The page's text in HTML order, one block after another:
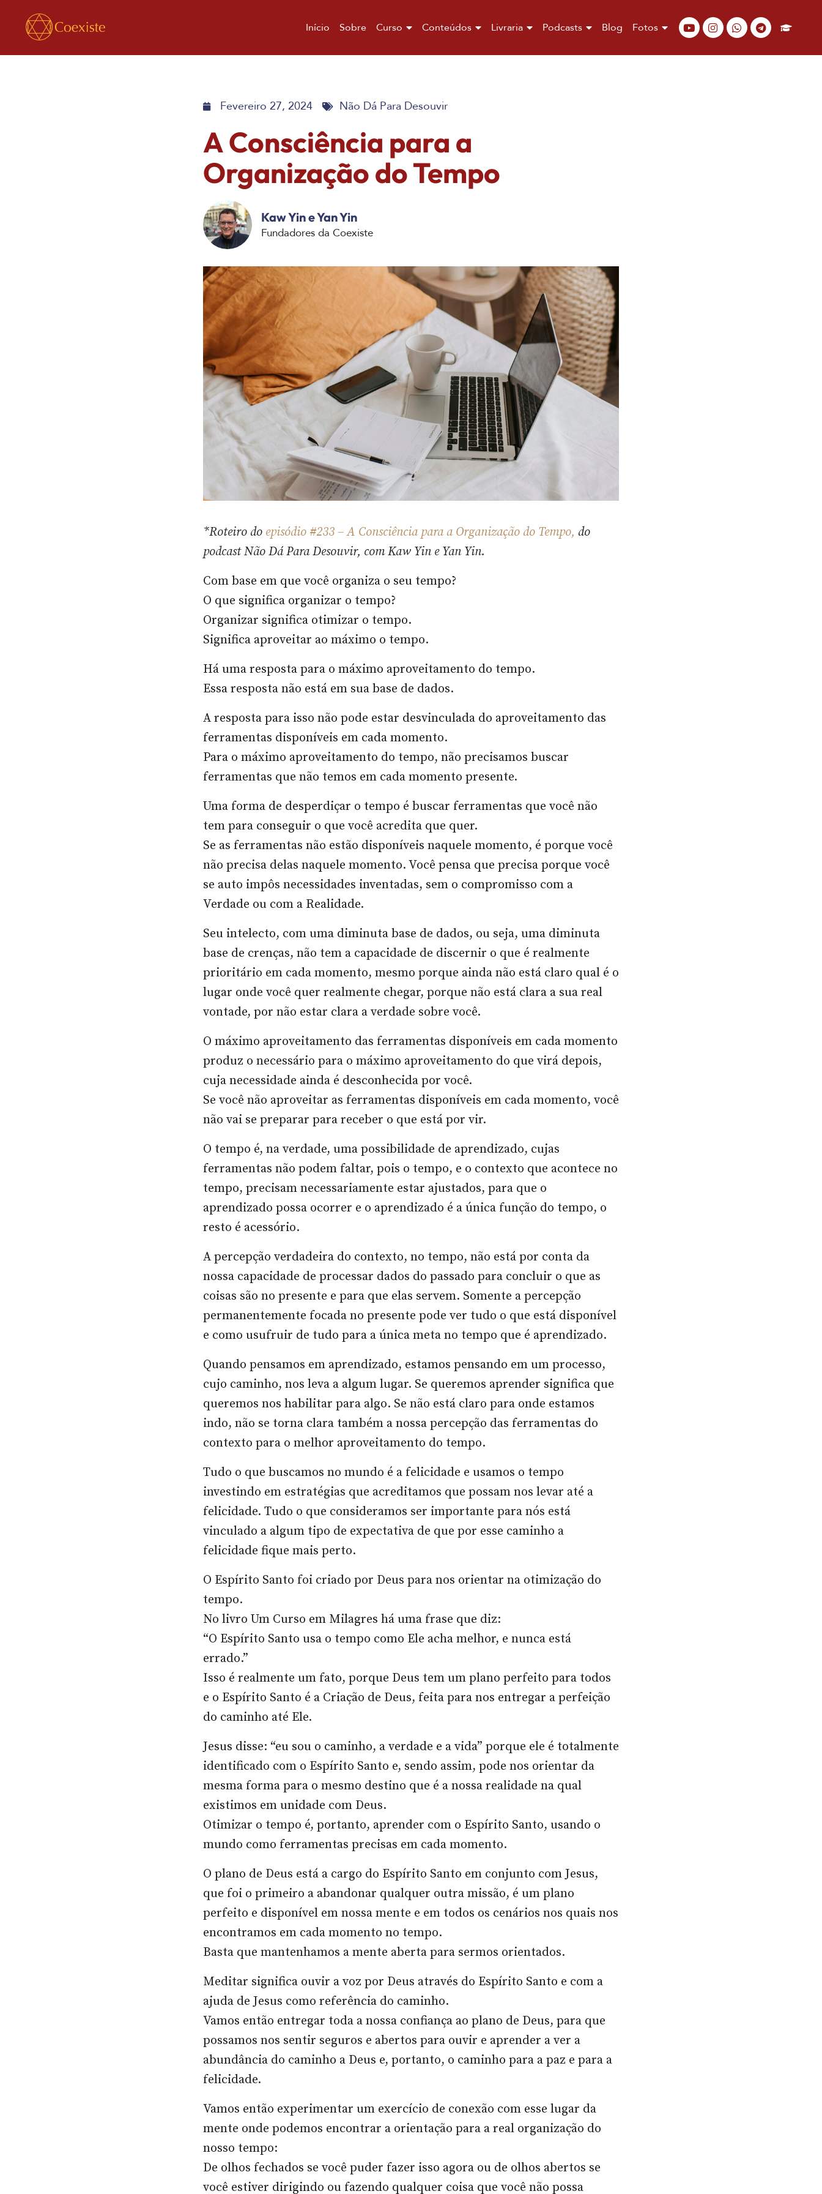
Início Sobre Curso Conteúdos Livraria Podcasts Blog Fotos
Fevereiro 27, 2024 Não Dá Para Desouvir
A Consciência para a
Organização do Tempo
Kaw Yin e Yan Yin
Fundadores da Coexiste
*Roteiro do episódio #233 – A Consciência para a Organização do Tempo, do
podcast Não Dá Para Desouvir, com Kaw Yin e Yan Yin.
Com base em que você organiza o seu tempo?
O que significa organizar o tempo?
Organizar significa otimizar o tempo.
Significa aproveitar ao máximo o tempo.
Há uma resposta para o máximo aproveitamento do tempo.
Essa resposta não está em sua base de dados.
A resposta para isso não pode estar desvinculada do aproveitamento das
ferramentas disponíveis em cada momento.
Para o máximo aproveitamento do tempo, não precisamos buscar
ferramentas que não temos em cada momento presente.
Uma forma de desperdiçar o tempo é buscar ferramentas que você não
tem para conseguir o que você acredita que quer.
Se as ferramentas não estão disponíveis naquele momento, é porque você
não precisa delas naquele momento. Você pensa que precisa porque você
se auto impôs necessidades inventadas, sem o compromisso com a
Verdade ou com a Realidade.
Seu intelecto, com uma diminuta base de dados, ou seja, uma diminuta
base de crenças, não tem a capacidade de discernir o que é realmente
prioritário em cada momento, mesmo porque ainda não está claro qual é o
lugar onde você quer realmente chegar, porque não está clara a sua real
vontade, por não estar clara a verdade sobre você.
O máximo aproveitamento das ferramentas disponíveis em cada momento
produz o necessário para o máximo aproveitamento do que virá depois,
cuja necessidade ainda é desconhecida por você.
Se você não aproveitar as ferramentas disponíveis em cada momento, você
não vai se preparar para receber o que está por vir.
O tempo é, na verdade, uma possibilidade de aprendizado, cujas
ferramentas não podem faltar, pois o tempo, e o contexto que acontece no
tempo, precisam necessariamente estar ajustados, para que o
aprendizado possa ocorrer e o aprendizado é a única função do tempo, o
resto é acessório.
A percepção verdadeira do contexto, no tempo, não está por conta da
nossa capacidade de processar dados do passado para concluir o que as
coisas são no presente e para que elas servem. Somente a percepção
permanentemente focada no presente pode ver tudo o que está disponível
e como usufruir de tudo para a única meta no tempo que é aprendizado.
Quando pensamos em aprendizado, estamos pensando em um processo,
cujo caminho, nos leva a algum lugar. Se queremos aprender significa que
queremos nos habilitar para algo. Se não está claro para onde estamos
indo, não se torna clara também a nossa percepção das ferramentas do
contexto para o melhor aproveitamento do tempo.
Tudo o que buscamos no mundo é a felicidade e usamos o tempo
investindo em estratégias que acreditamos que possam nos levar até a
felicidade. Tudo o que consideramos ser importante para nós está
vinculado a algum tipo de expectativa de que por esse caminho a
felicidade fique mais perto.
O Espírito Santo foi criado por Deus para nos orientar na otimização do
tempo.
No livro Um Curso em Milagres há uma frase que diz:
“O Espírito Santo usa o tempo como Ele acha melhor, e nunca está
errado.”
Isso é realmente um fato, porque Deus tem um plano perfeito para todos
e o Espírito Santo é a Criação de Deus, feita para nos entregar a perfeição
do caminho até Ele.
Jesus disse: “eu sou o caminho, a verdade e a vida” porque ele é totalmente
identificado com o Espírito Santo e, sendo assim, pode nos orientar da
mesma forma para o mesmo destino que é a nossa realidade na qual
existimos em unidade com Deus.
Otimizar o tempo é, portanto, aprender com o Espírito Santo, usando o
mundo como ferramentas precisas em cada momento.
O plano de Deus está a cargo do Espírito Santo em conjunto com Jesus,
que foi o primeiro a abandonar qualquer outra missão, é um plano
perfeito e disponível em nossa mente e em todos os cenários nos quais nos
encontramos em cada momento no tempo.
Basta que mantenhamos a mente aberta para sermos orientados.
Meditar significa ouvir a voz por Deus através do Espírito Santo e com a
ajuda de Jesus como referência do caminho.
Vamos então entregar toda a nossa confiança ao plano de Deus, para que
possamos nos sentir seguros e abertos para ouvir e aprender a ver a
abundância do caminho a Deus e, portanto, o caminho para a paz e para a
felicidade.
Vamos então experimentar um exercício de conexão com esse lugar da
mente onde podemos encontrar a orientação para a real organização do
nosso tempo:
De olhos fechados se você puder fazer isso agora ou de olhos abertos se
você estiver dirigindo ou fazendo qualquer coisa que você não possa